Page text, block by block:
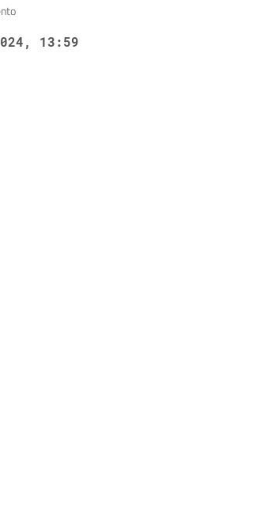
13:59